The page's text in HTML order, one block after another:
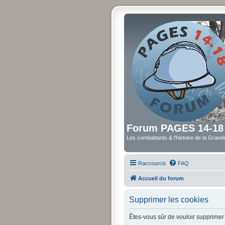
Forum PAGES 14-18
Les combattants & l'histoire de la
Raccourcis FAQ
Accueil du forum
Supprimer les cookies
Êtes-vous sûr de vouloir